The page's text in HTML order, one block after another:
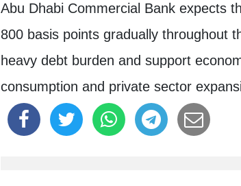
Abu Dhabi Commercial Bank expects
800 basis points gradually throughout
heavy debt burden and support
consumption and private sector